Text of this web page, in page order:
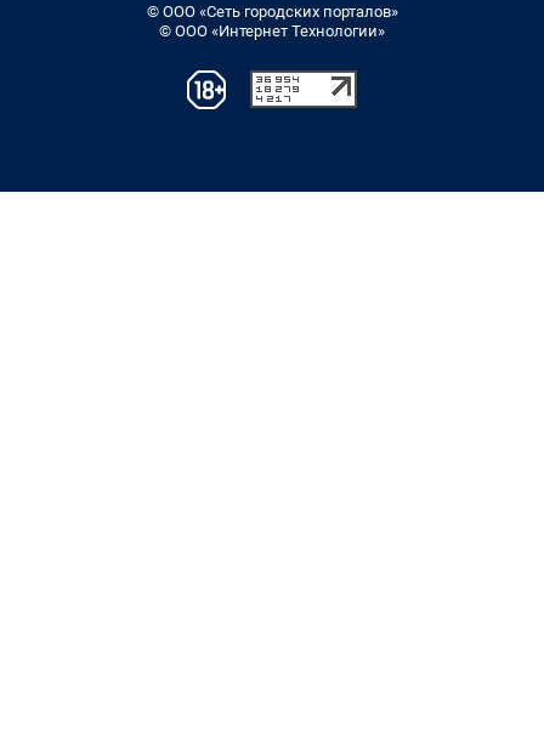
© ООО «Сеть городских порталов»
© ООО «Интернет Технологии»